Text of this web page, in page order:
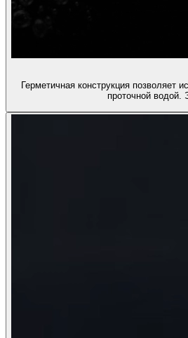
Герметичная конструкция позволяет
проточной водой.